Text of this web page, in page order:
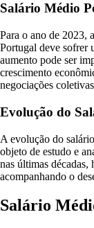
Salário Médio
Para o ano de 2023,
Portugal deve sofrer
aumento pode ser
crescimento
negociações
Evolução do
A evolução do
objeto de estudo e
nas últimas
acompanhando o
Salário